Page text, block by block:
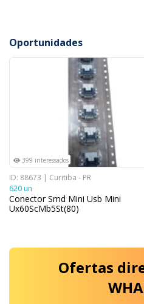
Oportunidades
399 interessados
ID: 88673 | Curitiba - PR
620 un
Conector Smd Mini Usb Mini
Ux60ScMb5St(80)
Ofertas